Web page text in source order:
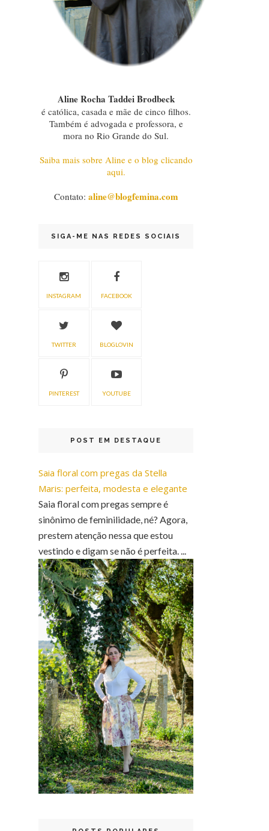
Aline Rocha Taddei Brodbeck
é católica, casada e mãe de cinco filhos.
Também é advogada e professora, e
mora no Rio Grande do Sul.
Saiba mais sobre Aline e o blog clicando
aqui.
Contato: aline@blogfemina.com
SIGA-ME NAS REDES SOCIAIS
INSTAGRAM FACEBOOK
TWITTER BLOGLOVIN
PINTEREST YOUTUBE
POST EM DESTAQUE
Saia floral com pregas da Stella
Maris: perfeita, modesta e elegante
Saia floral com pregas sempre é
sinônimo de feminilidade, né? Agora,
prestem atenção nessa que estou
vestindo e digam se não é perfeita. ...